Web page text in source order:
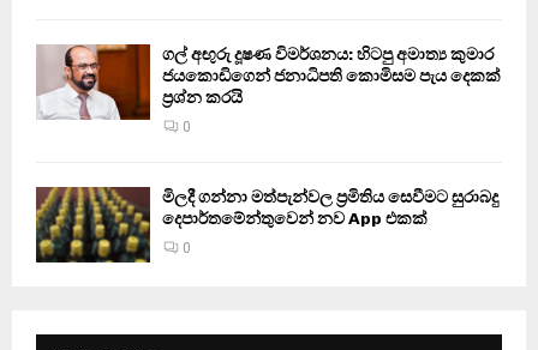
ගල් අඟුරු දූෂණ විමර්ශනය: හිටපු අමාත්‍ය කුමාර
ජයකොඩිගෙන් ජනාධිපති කොමිසම පැය දෙකක්
ප්‍රශ්න කරයි
0
මිලදී ගන්නා මත්පැන්වල ප්‍රමිතිය සෙවීමට සුරාබදු
දෙපාර්තමේන්තුවෙන් නව App එකක්
0